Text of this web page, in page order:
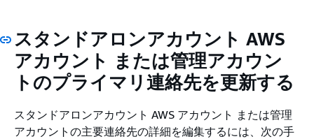
スタンドアロンアカウント AWS
アカウント または管理アカウン
トのプライマリ連絡先を更新する
スタンドアロンアカウント AWS アカウント または管理
アカウントの主要連絡先の詳細を編集するには、次の手